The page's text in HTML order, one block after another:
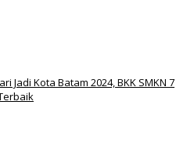
Jadi Kota Batam 2024, BKK SMKN 7